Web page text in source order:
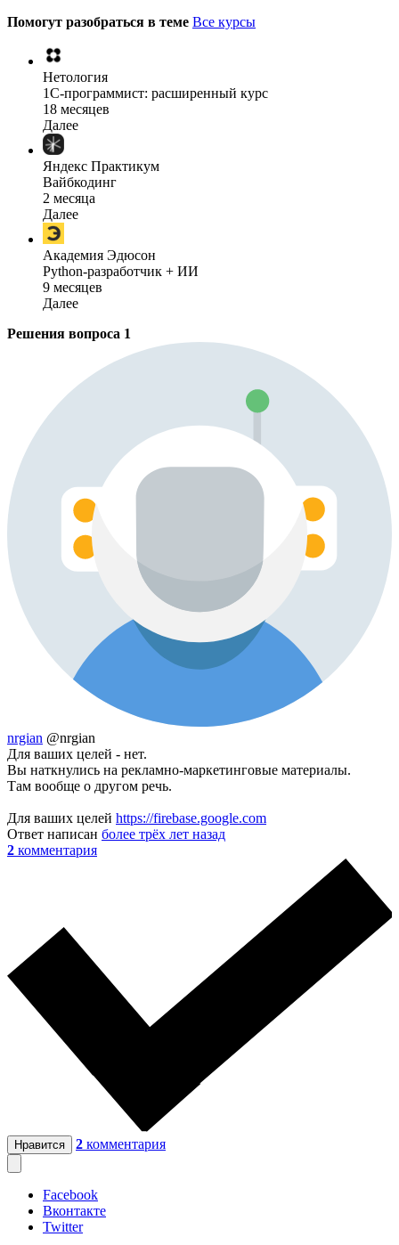
Помогут разобраться в теме Все курсы
Нетология
1C-программист: расширенный курс
18 месяцев
Далее
Яндекс Практикум
Вайбкодинг
2 месяца
Далее
Академия Эдюсон
Python-разработчик + ИИ
9 месяцев
Далее
Решения вопроса 1
nrgian @nrgian
Для ваших целей - нет.
Вы наткнулись на рекламно-маркетинговые материалы.
Там вообще о другом речь.
Для ваших целей https://firebase.google.com
Ответ написан более трёх лет назад
2 комментария
Нравится 2 комментария
Facebook
Вконтакте
Twitter